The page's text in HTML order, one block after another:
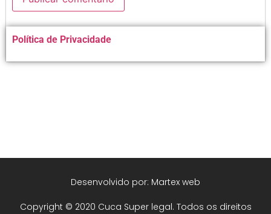
Alternative:
Política de Privacidade
Copyright © 2020 Cuca Super legal. Todos os direitos
Desenvolvido por: Martex web